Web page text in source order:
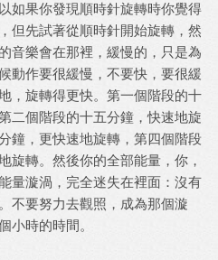
如果你發現順時針旋轉時你覺得
但先試著從順時針開始旋轉，然
音樂會在那裡，緩慢的，只是為
動作要很緩慢，不要快，要很緩
，旋轉得更快。第一個階段的十
二個階段的十五分鐘，快速地旋
鐘，更快速地旋轉，第四個階段
旋轉。然後你的全部能量，你，
量漩渦，完全迷失在裡面：沒有
不要努力去觀照，成為那個漩
小時的時間。